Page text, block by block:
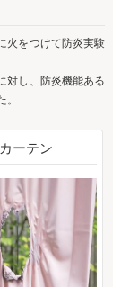
火をつけて防炎実験
対し、防炎機能ある
ーテン